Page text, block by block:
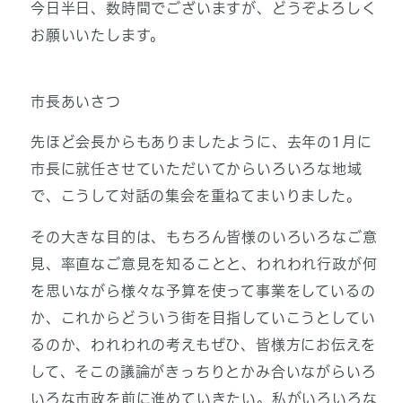
今日半日、数時間でございますが、どうぞよろしく
お願いいたします。
市長あいさつ
先ほど会長からもありましたように、去年の1月に
市長に就任させていただいてからいろいろな地域
で、こうして対話の集会を重ねてまいりました。
その大きな目的は、もちろん皆様のいろいろなご意
見、率直なご意見を知ることと、われわれ行政が何
を思いながら様々な予算を使って事業をしているの
か、これからどういう街を目指していこうとしてい
るのか、われわれの考えもぜひ、皆様方にお伝えを
して、そこの議論がきっちりとかみ合いながらいろ
いろな市政を前に進めていきたい。私がいろいろな